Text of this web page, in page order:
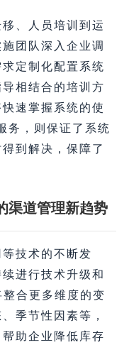
、人员培训到运
团队深入企业调
定制化配置系统
相结合的培训方
速掌握系统的使
务，则保证了系统
到解决，保障了
渠道管理新趋势
技术的不断发
进行技术升级和
合更多维度的变
季节性因素等，
助企业降低库存